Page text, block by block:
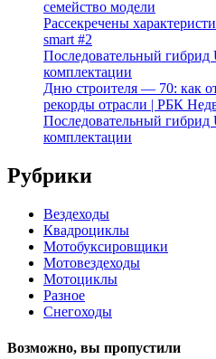
семейство модели
Рассекречены
smart #2
Последовательный
комплектации
Дню строителя — 70: как
рекорды отрасли | РБК
Последовательный
комплектации
Рубрики
Вездеходы
Квадроциклы
Мотобуксировщики
Мотовездеходы
Мотоциклы
Разное
Снегоходы
Возможно, вы пропустили